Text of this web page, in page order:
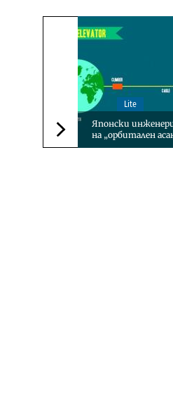
Следваща новина
Lite
Японски
на „орбитален